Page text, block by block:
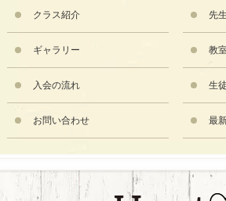
クラス紹介 先
ギャラリー 教
入会の流れ 生
お問い合わせ 最